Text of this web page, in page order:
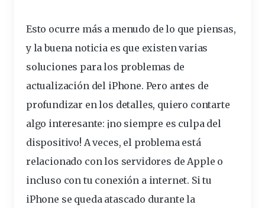
Esto ocurre más a menudo de lo que piensas,
y la buena noticia es que existen varias
soluciones para los problemas de
actualización del iPhone. Pero antes de
profundizar en los detalles, quiero contarte
algo interesante: ¡no siempre es culpa del
dispositivo! A veces, el problema está
relacionado con los servidores de Apple o
incluso con tu conexión a internet. Si tu
iPhone se queda atascado durante la